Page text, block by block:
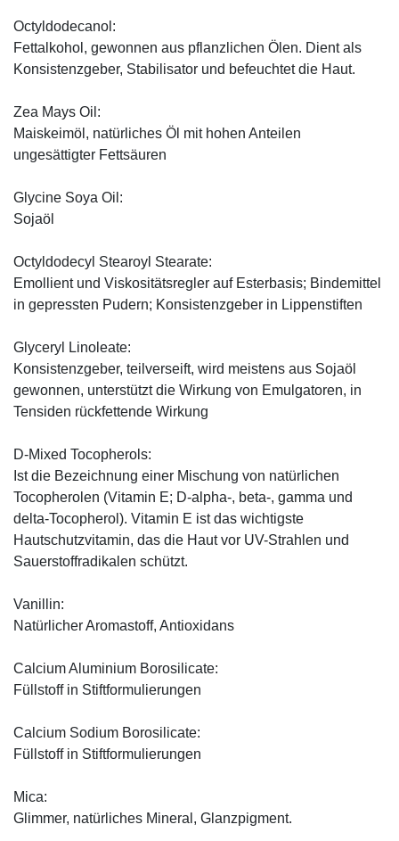
Octyldodecanol:
Fettalkohol, gewonnen aus pflanzlichen Ölen. Dient als
Konsistenzgeber, Stabilisator und befeuchtet die Haut.
Zea Mays Oil:
Maiskeimöl, natürliches Öl mit hohen Anteilen
ungesättigter Fettsäuren
Glycine Soya Oil:
Sojaöl
Octyldodecyl Stearoyl Stearate:
Emollient und Viskositätsregler auf Esterbasis; Bindemittel
in gepressten Pudern; Konsistenzgeber in Lippenstiften
Glyceryl Linoleate:
Konsistenzgeber, teilverseift, wird meistens aus Sojaöl
gewonnen, unterstützt die Wirkung von Emulgatoren, in
Tensiden rückfettende Wirkung
D-Mixed Tocopherols:
Ist die Bezeichnung einer Mischung von natürlichen
Tocopherolen (Vitamin E; D-alpha-, beta-, gamma und
delta-Tocopherol). Vitamin E ist das wichtigste
Hautschutzvitamin, das die Haut vor UV-Strahlen und
Sauerstoffradikalen schützt.
Vanillin:
Natürlicher Aromastoff, Antioxidans
Calcium Aluminium Borosilicate:
Füllstoff in Stiftformulierungen
Calcium Sodium Borosilicate:
Füllstoff in Stiftformulierungen
Mica:
Glimmer, natürliches Mineral, Glanzpigment.